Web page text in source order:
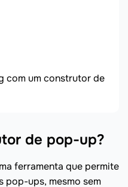
com um construtor de
de pop-up?
ferramenta que permite
pop-ups, mesmo sem